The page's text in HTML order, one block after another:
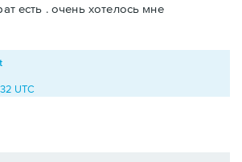
есть . очень хотелось мне
UTC